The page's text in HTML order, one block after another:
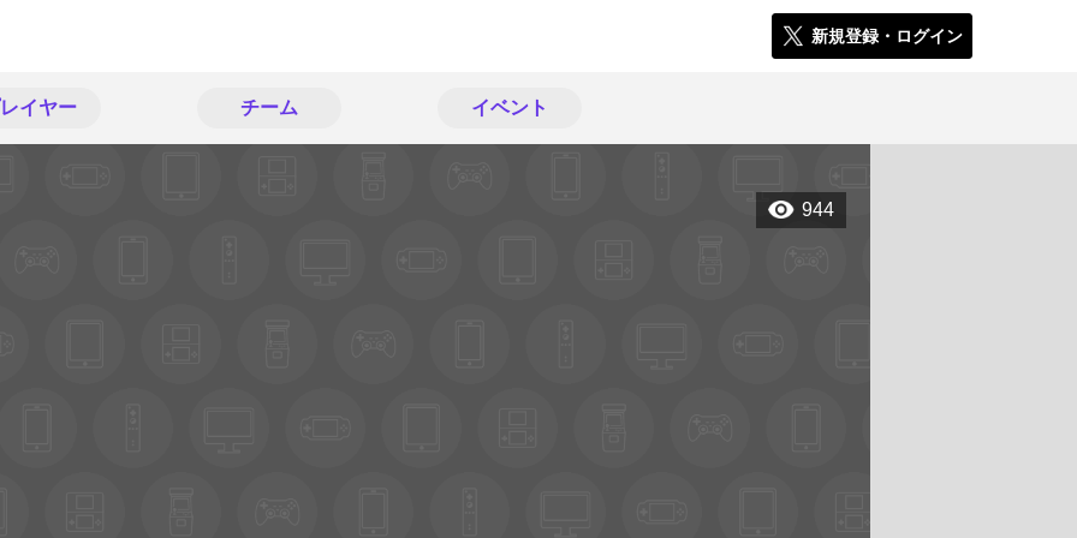
新規登録・ログイン
イヤー チーム イベント
944